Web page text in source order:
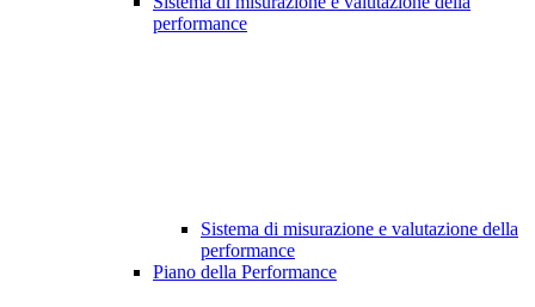
performance
Sistema di misurazione e valutazione della
performance
Piano della Performance